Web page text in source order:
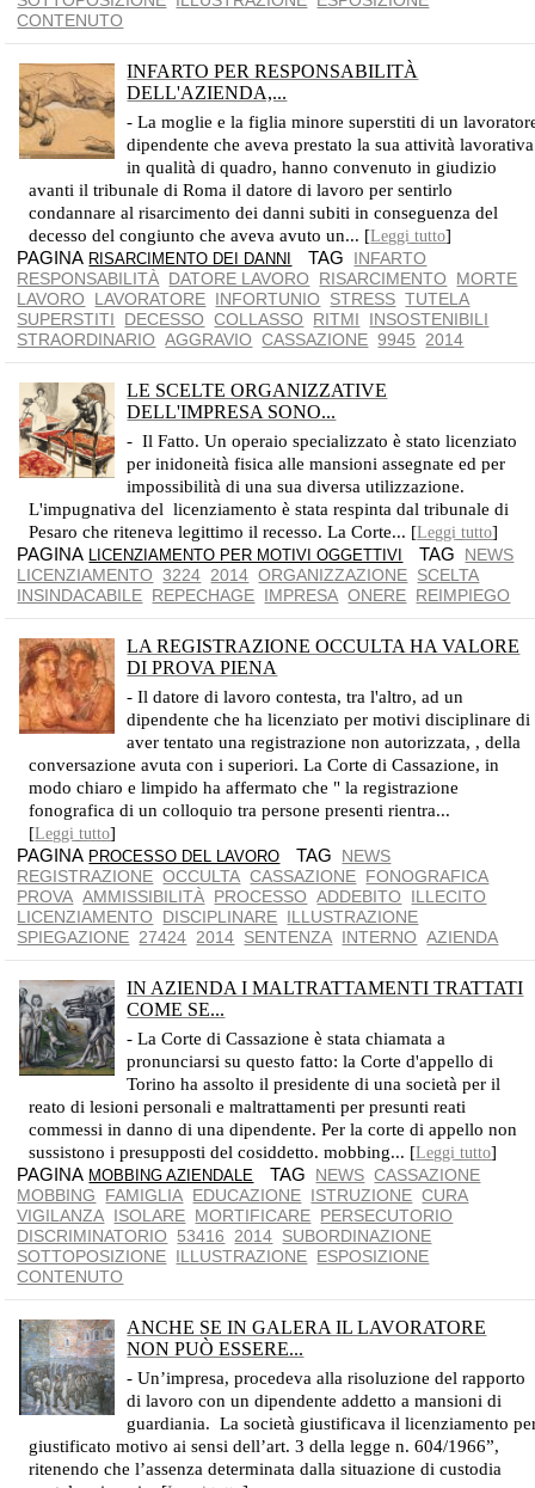
CONTENUTO
INFARTO PER RESPONSABILITÀ
DELL'AZIENDA,...
- La moglie e la figlia minore superstiti di un
dipendente che aveva prestato la sua attività lavorativa
in qualità di quadro, hanno convenuto in giudizio
avanti il tribunale di Roma il datore di lavoro per sentirlo
condannare al risarcimento dei danni subiti in conseguenza del
decesso del congiunto che aveva avuto un... [Leggi tutto]
PAGINA RISARCIMENTO DEI DANNI TAG INFARTO
RESPONSABILITÀ DATORE LAVORO RISARCIMENTO
MORTE
LAVORO
LAVORATORE INFORTUNIO STRESS TUTELA
SUPERSTITI
DECESSO COLLASSO RITMI
INSOSTENIBILI
STRAORDINARIO AGGRAVIO CASSAZIONE 9945 2014
LE SCELTE ORGANIZZATIVE
DELL'IMPRESA SONO...
- Il Fatto. Un operaio specializzato è stato licenziato
per inidoneità fisica alle mansioni assegnate ed per
impossibilità di una sua diversa utilizzazione.
L'impugnativa del licenziamento è stata respinta dal tribunale di
Pesaro che riteneva legittimo il recesso. La Corte... [Leggi tutto]
PAGINA LICENZIAMENTO PER MOTIVI OGGETTIVI TAG NEWS
LICENZIAMENTO 3224 2014 ORGANIZZAZIONE SCELTA
INSINDACABILE REPECHAGE IMPRESA ONERE REIMPIEGO
LA REGISTRAZIONE OCCULTA HA VALORE
DI PROVA PIENA
- Il datore di lavoro contesta, tra l'altro, ad un
dipendente che ha licenziato per motivi disciplinare di
aver tentato una registrazione non autorizzata, , della
conversazione avuta con i superiori. La Corte di Cassazione, in
modo chiaro e limpido ha affermato che " la registrazione
fonografica di un colloquio tra persone presenti rientra...
[Leggi tutto]
PAGINA PROCESSO DEL LAVORO TAG NEWS
REGISTRAZIONE OCCULTA CASSAZIONE FONOGRAFICA
PROVA AMMISSIBILITÀ PROCESSO ADDEBITO
ILLECITO
LICENZIAMENTO
DISCIPLINARE ILLUSTRAZIONE
SPIEGAZIONE 27424 2014 SENTENZA INTERNO AZIENDA
IN AZIENDA I MALTRATTAMENTI TRATTATI
COME SE...
- La Corte di Cassazione è stata chiamata a
pronunciarsi su questo fatto: la Corte d'appello di
Torino ha assolto il presidente di una società per il
reato di lesioni personali e maltrattamenti per presunti reati
commessi in danno di una dipendente. Per la corte di appello non
sussistono i presupposti del cosiddetto. mobbing... [Leggi tutto]
PAGINA MOBBING AZIENDALE TAG NEWS CASSAZIONE
MOBBING
FAMIGLIA EDUCAZIONE ISTRUZIONE CURA
VIGILANZA ISOLARE MORTIFICARE PERSECUTORIO
DISCRIMINATORIO
53416 2014 SUBORDINAZIONE
SOTTOPOSIZIONE ILLUSTRAZIONE ESPOSIZIONE
CONTENUTO
ANCHE SE IN GALERA IL LAVORATORE
NON PUÒ ESSERE...
- Un’impresa, procedeva alla risoluzione del rapporto
di lavoro con un dipendente addetto a mansioni di
guardiania. La società giustificava il licenziamento
giustificato motivo ai sensi dell’art. 3 della legge n. 604/1966”,
ritenendo che l’assenza determinata dalla situazione di custodia